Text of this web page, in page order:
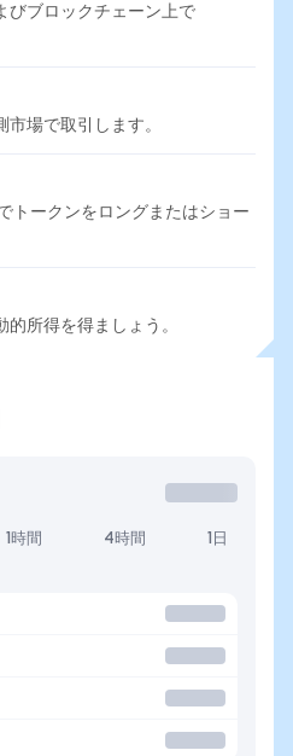
びブロックチェーン上で
場で取引します。
トークンをロングまたはショー
所得を得ましょう。
1時間 4時間 1日